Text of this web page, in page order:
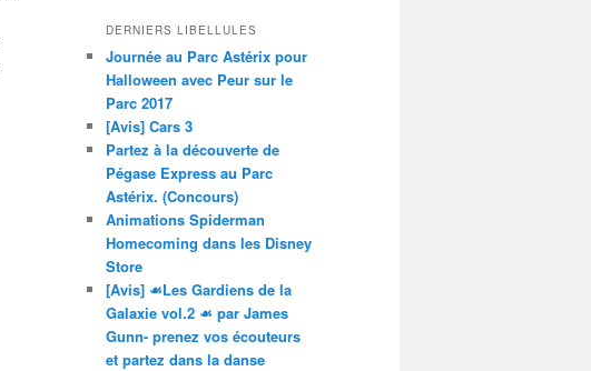
DERNIERS LIBELLULES
Journée au Parc Astérix pour
Halloween avec Peur sur le
Parc 2017
[Avis] Cars 3
Partez à la découverte de
Pégase Express au Parc
Astérix. (Concours)
Animations Spiderman
Homecoming dans les Disney
Store
[Avis] ☙Les Gardiens de la
Galaxie vol.2 ☙ par James
Gunn- prenez vos écouteurs
et partez dans la danse